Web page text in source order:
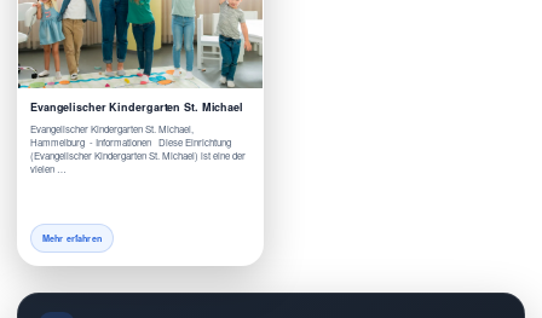
Evangelischer Kindergarten St. Michael
Evangelischer Kindergarten St. Michael,
Hammelburg - Informationen Diese Einrichtung
(Evangelischer Kindergarten St. Michael) ist eine der
vielen …
Mehr erfahren